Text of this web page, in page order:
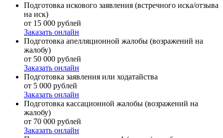
Подготовка искового заявления (встречного иска/отзыва
на иск)
от 15 000 рублей
Заказать онлайн
Подготовка апелляционной жалобы (возражений на
жалобу)
от 50 000 рублей
Заказать онлайн
Подготовка заявления или ходатайства
от 5 000 рублей
Заказать онлайн
Подготовка кассационной жалобы (возражений на
жалобу)
от 70 000 рублей
Заказать онлайн